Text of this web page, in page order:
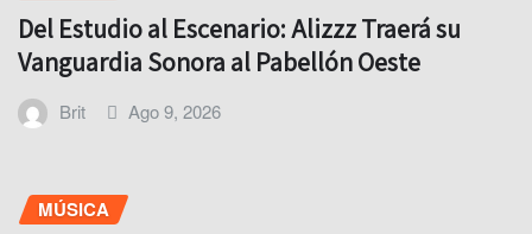
Del Estudio al Escenario: Alizzz Traerá su
Vanguardia Sonora al Pabellón Oeste
Brit Ago 9, 2026
MÚSICA